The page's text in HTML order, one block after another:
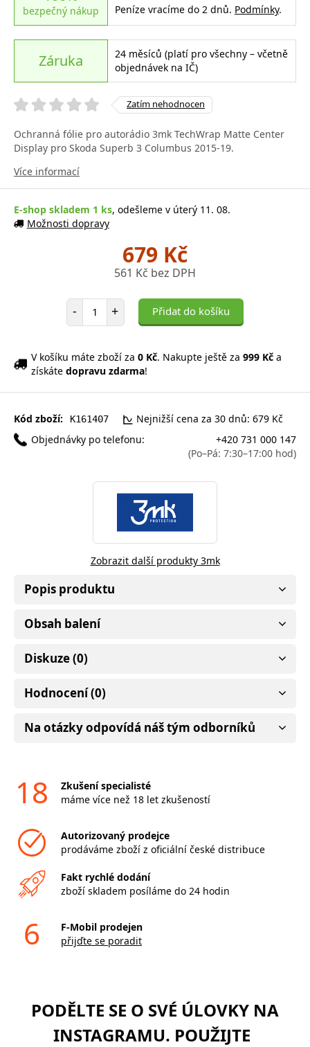
bezpečný nákup
Peníze vracíme do 2 dnů. Podmínky.
Záruka
24 měsíců (platí pro všechny – včetně
objednávek na IČ)
Zatím nehodnocen
Ochranná fólie pro autorádio 3mk TechWrap Matte Center
Display pro Skoda Superb 3 Columbus 2015-19.
Více informací
E-shop skladem 1 ks, odešleme v úterý 11. 08.
Možnosti dopravy
679 Kč
561 Kč bez DPH
- Počet položek
+ Přidat do košíku
V košíku máte zboží za 0 Kč. Nakupte ještě za 999 Kč a
získáte dopravu zdarma!
Kód zboží: K161407
Nejnižší cena za 30 dnů: 679 Kč
Objednávky po telefonu:
+420 731 000 147
(Po–Pá: 7:30–17:00 hod)
Zobrazit další produkty 3mk
Popis produktu
Obsah balení
Diskuze (0)
Hodnocení (0)
Na otázky odpovídá náš tým odborníků
18
Zkušení specialisté
máme více než 18 let zkušeností
Autorizovaný prodejce
prodáváme zboží z oficiální české distribuce
Fakt rychlé dodání
zboží skladem posíláme do 24 hodin
6
F-Mobil prodejen
přijďte se poradit
PODĚLTE SE O SVÉ ÚLOVKY NA
INSTAGRAMU. POUŽIJTE